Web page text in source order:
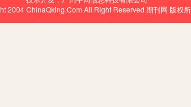
来真实的语言体验，再加上歌曲的可重复演唱的
2004 ChinaQking.Com All Right Reserved 期刊网 版权